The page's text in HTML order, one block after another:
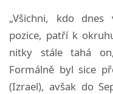
„Všichni, kdo dnes
pozice, patří k
nitky stále tahá
Formálně byl sice
(Izrael), avšak do